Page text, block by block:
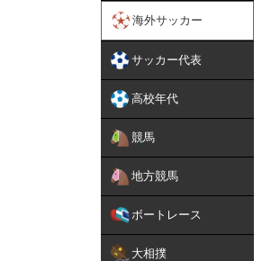
海外サッカー
サッカー代表
高校年代
競馬
地方競馬
ボートレース
大相撲